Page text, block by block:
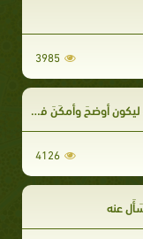
3985
وأمكَنَ في الحفظ والفهم
4126
عنه